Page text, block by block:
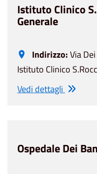
Istituto Clinico
Generale
Indirizzo:Via
Istituto Clinico
Vedi dettagli
Ospedale Dei